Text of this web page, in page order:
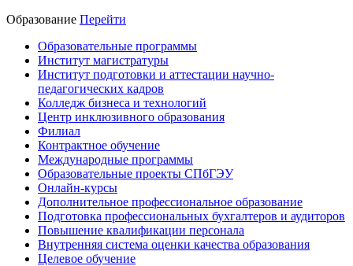
Образование Перейти
Образовательные программы
Институт магистратуры
Институт подготовки и аттестации научно-
педагогических кадров
Колледж бизнеса и технологий
Центр инклюзивного образования
Филиал
Контрактное обучение
Международные программы
Образовательные проекты СПбГЭУ
Онлайн-курсы
Дополнительное профессиональное образование
Подготовка профессиональных бухгалтеров и аудиторов
Повышение квалификации персонала
Внутренняя система оценки качества образования
Целевое обучение